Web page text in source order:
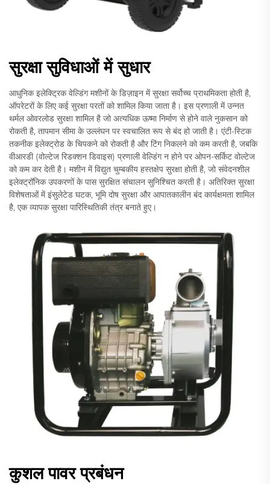
सुरक्षा सुविधाओं में सुधार
आधुनिक इलेक्ट्रिक वेल्डिंग मशीनों के डिज़ाइन में सुरक्षा सर्वोच्च प्राथमिकता होती है,
ऑपरेटरों के लिए कई सुरक्षा परतों को शामिल किया जाता है। इस प्रणाली में उन्नत
थर्मल ओवरलोड सुरक्षा शामिल है जो अत्यधिक ऊष्मा निर्माण से होने वाले नुकसान को
रोकती है, तापमान सीमा के उल्लंघन पर स्वचालित रूप से बंद हो जाती है। एंटी-स्टिक
तकनीक इलेक्ट्रोड के चिपकने को रोकती है और टिंग निकलने को कम करती है, जबकि
वीआरडी (वोल्टेज रिडक्शन डिवाइस) प्रणाली वेल्डिंग न होने पर ओपन-सर्किट वोल्टेज
को कम कर देती है। मशीन में विद्युत चुम्बकीय हस्तक्षेप सुरक्षा होती है, जो संवेदनशील
इलेक्ट्रॉनिक उपकरणों के पास सुरक्षित संचालन सुनिश्चित करती है। अतिरिक्त सुरक्षा
विशेषताओं में इंसुलेटेड घटक, भूमि दोष सुरक्षा और आपातकालीन बंद कार्यक्षमता शामिल
है, एक व्यापक सुरक्षा पारिस्थितिकी तंत्र बनाते हुए।
कुशल पावर प्रबंधन